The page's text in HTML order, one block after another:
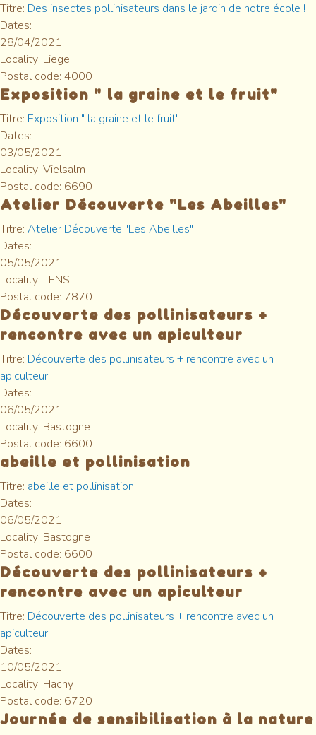
Titre: Des insectes pollinisateurs dans le jardin de notre école !
Dates:
28/04/2021
Locality: Liege
Postal code: 4000
Exposition " la graine et le fruit"
Titre: Exposition " la graine et le fruit"
Dates:
03/05/2021
Locality: Vielsalm
Postal code: 6690
Atelier Découverte "Les Abeilles"
Titre: Atelier Découverte "Les Abeilles"
Dates:
05/05/2021
Locality: LENS
Postal code: 7870
Découverte des pollinisateurs +
rencontre avec un apiculteur
Titre: Découverte des pollinisateurs + rencontre avec un
apiculteur
Dates:
06/05/2021
Locality: Bastogne
Postal code: 6600
abeille et pollinisation
Titre: abeille et pollinisation
Dates:
06/05/2021
Locality: Bastogne
Postal code: 6600
Découverte des pollinisateurs +
rencontre avec un apiculteur
Titre: Découverte des pollinisateurs + rencontre avec un
apiculteur
Dates:
10/05/2021
Locality: Hachy
Postal code: 6720
Journée de sensibilisation à la nature